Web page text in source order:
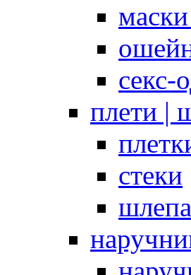
секс-
плети |
стеки